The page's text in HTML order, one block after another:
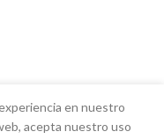
en nuestro
acepta nuestro uso